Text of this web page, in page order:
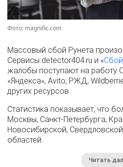
Фото: magnific.com
Массовый сбой Рунета
Сервисы detector404.ru и «
жалобы поступают на работу
«Яндекса», Avito, РЖД,
других ресурсов.
Статистика показывает, что
Москвы, Санкт-Петербурга,
Новосибирской,
областей.
Читать